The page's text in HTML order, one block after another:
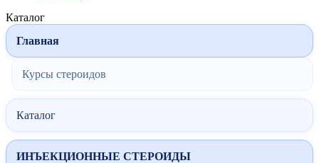
Каталог
Главная
Курсы стероидов
Каталог
ИНЪЕКЦИОННЫЕ СТЕРОИДЫ